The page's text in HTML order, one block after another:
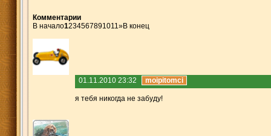
Комментарии
В начало1234567891011»В конец
01.11.2010 23:32 moipitomci
я тебя никогда не забуду!